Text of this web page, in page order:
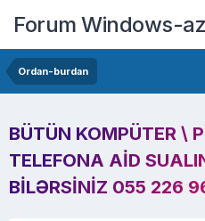
Forum Windows-
Ordan-burdan
BÜTÜN KOMPÜTER \
TELEFONA AID
BILƏRSINIZ 055 226